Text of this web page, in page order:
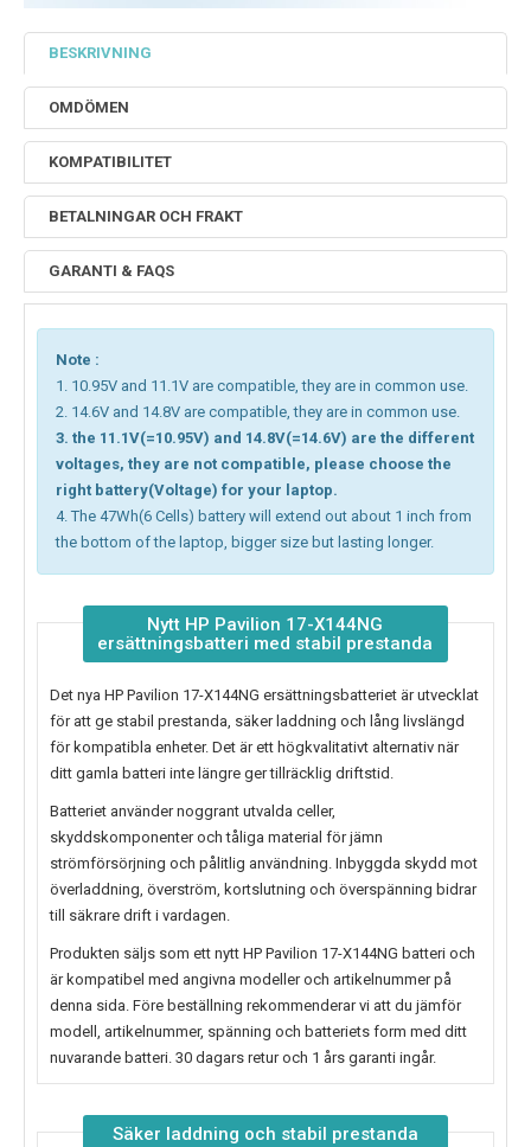
BESKRIVNING
OMDÖMEN
KOMPATIBILITET
BETALNINGAR OCH FRAKT
GARANTI & FAQS
Note :
1. 10.95V and 11.1V are compatible, they are in common use.
2. 14.6V and 14.8V are compatible, they are in common use.
3. the 11.1V(=10.95V) and 14.8V(=14.6V) are the different
voltages, they are not compatible, please choose the
right battery(Voltage) for your laptop.
4. The 47Wh(6 Cells) battery will extend out about 1 inch from
the bottom of the laptop, bigger size but lasting longer.
Nytt HP Pavilion 17-X144NG
ersättningsbatteri med stabil prestanda
Det nya HP Pavilion 17-X144NG ersättningsbatteriet är utvecklat
för att ge stabil prestanda, säker laddning och lång livslängd
för kompatibla enheter. Det är ett högkvalitativt alternativ när
ditt gamla batteri inte längre ger tillräcklig driftstid.
Batteriet använder noggrant utvalda celler,
skyddskomponenter och tåliga material för jämn
strömförsörjning och pålitlig användning. Inbyggda skydd mot
överladdning, överström, kortslutning och överspänning bidrar
till säkrare drift i vardagen.
Produkten säljs som ett nytt HP Pavilion 17-X144NG batteri och
är kompatibel med angivna modeller och artikelnummer på
denna sida. Före beställning rekommenderar vi att du jämför
modell, artikelnummer, spänning och batteriets form med ditt
nuvarande batteri. 30 dagars retur och 1 års garanti ingår.
Säker laddning och stabil prestanda